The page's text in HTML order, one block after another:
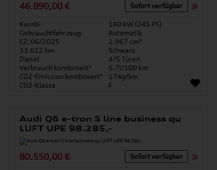
46.890,00 € Sofort verfügbar
Kombi
180 kW (245 PS)
Gebrauchtfahrzeug
Automatik
EZ: 06/2025
2.967 cm³
33.612 km
Schwarz
Diesel
4/5 Türen
Verbrauch kombiniert¹
6.7l/100 km
CO2-Emission kombiniert¹
174g/km
CO2-Klasse
F
Audi Q6 e-tron S line business qu
LUFT UPE 98.285,-
80.550,00 € Sofort verfügbar